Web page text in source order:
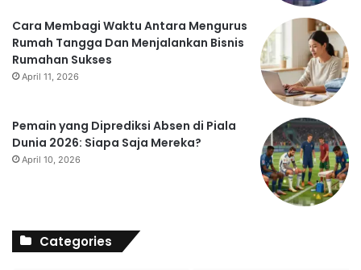
Cara Membagi Waktu Antara Mengurus
Rumah Tangga Dan Menjalankan Bisnis
Rumahan Sukses
April 11, 2026
Pemain yang Diprediksi Absen di Piala
Dunia 2026: Siapa Saja Mereka?
April 10, 2026
Categories